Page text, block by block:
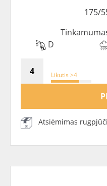
175/
D
Likutis >4
Atsiėmimas